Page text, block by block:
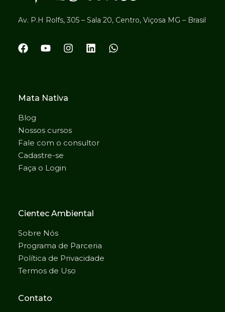
Av. P.H Rolfs, 305 – Sala 20, Centro, Viçosa MG – Brasil
Mata Nativa
Blog
Nossos cursos
Fale com o consultor
Cadastre-se
Faça o Login
Cientec Ambiental
Sobre Nós
Programa de Parceria
Política de Privacidade
Termos de Uso
Contato